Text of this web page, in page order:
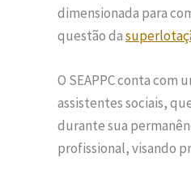
dimensionada para
questão da
O SEAPPC conta
assistentes sociais,
durante sua
profissional, visando